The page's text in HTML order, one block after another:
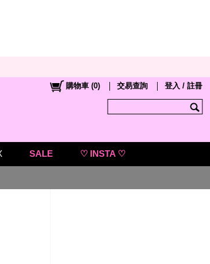
SALE ♡ INSTA ♡
購物車 (0) 交易查詢 登入 / 註冊